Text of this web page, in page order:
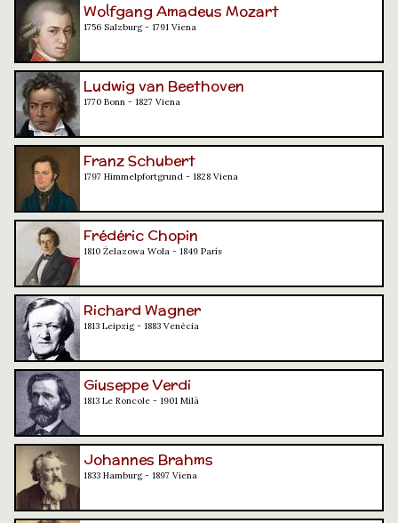
Wolfgang Amadeus Mozart
1756 Salzburg - 1791 Viena
Ludwig van Beethoven
1770 Bonn - 1827 Viena
Franz Schubert
1797 Himmelpfortgrund - 1828 Viena
Frédéric Chopin
1810 Żelazowa Wola - 1849 París
Richard Wagner
1813 Leipzig - 1883 Venècia
Giuseppe Verdi
1813 Le Roncole - 1901 Milà
Johannes Brahms
1833 Hamburg - 1897 Viena